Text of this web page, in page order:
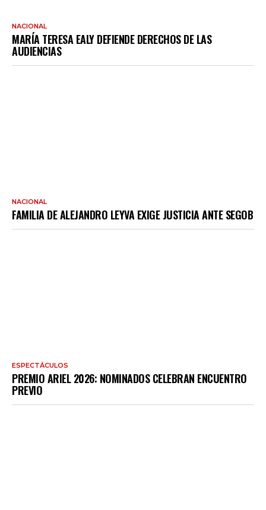
NACIONAL
MARÍA TERESA EALY DEFIENDE DERECHOS DE LAS
AUDIENCIAS
NACIONAL
FAMILIA DE ALEJANDRO LEYVA EXIGE JUSTICIA ANTE SEGOB
ESPECTÁCULOS
PREMIO ARIEL 2026: NOMINADOS CELEBRAN ENCUENTRO
PREVIO